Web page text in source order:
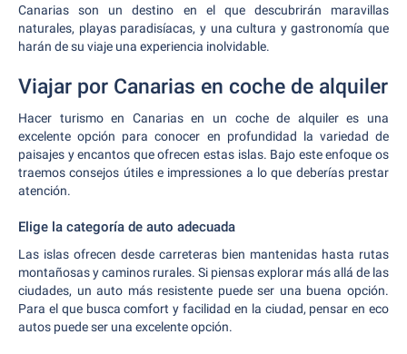
Canarias son un destino en el que descubrirán maravillas
naturales, playas paradisíacas, y una cultura y gastronomía que
harán de su viaje una experiencia inolvidable.
Viajar por Canarias en coche de alquiler
Hacer turismo en Canarias en un coche de alquiler es una
excelente opción para conocer en profundidad la variedad de
paisajes y encantos que ofrecen estas islas. Bajo este enfoque os
traemos consejos útiles e impressiones a lo que deberías prestar
atención.
Elige la categoría de auto adecuada
Las islas ofrecen desde carreteras bien mantenidas hasta rutas
montañosas y caminos rurales. Si piensas explorar más allá de las
ciudades, un auto más resistente puede ser una buena opción.
Para el que busca comfort y facilidad en la ciudad, pensar en eco
autos puede ser una excelente opción.